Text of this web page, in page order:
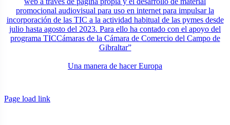
promocional audiovisual para uso en internet para impulsar la
incorporación de las TIC a la actividad habitual de las pymes desde
julio hasta agosto del 2023. Para ello ha contado con el apoyo del
programa TICCámaras de la Cámara de Comercio del Campo de
Gibraltar”
Una manera de hacer Europa
Page load link